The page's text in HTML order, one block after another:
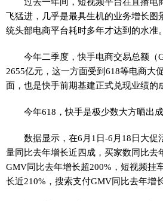
飞猛进，几乎是最具生机的业务增长图
统头部电商平台耗时多年才达到的水准。
今年二季度，快手电商交易总额（
2655亿元，这一方面受到618等电商大
面，也是快手前期基建正式兑现业绩的
今年618，快手是极少数大方晒出
数据显示，在6月1日-6月18日大促
量同比去年增长近四成，买家数同比去
GMV同比去年增长超200%，短视频挂
长近210%，搜索支付GMV同比去年增